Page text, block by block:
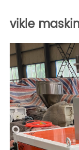
vikle